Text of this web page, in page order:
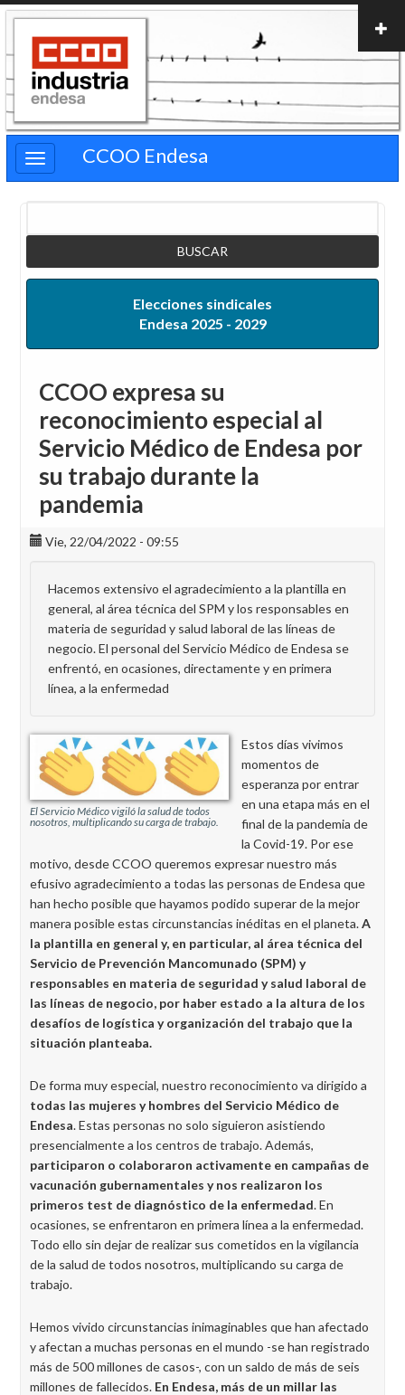
Pasar
contenido
principal
CCOO Endesa
Elecciones sindicales
Endesa 2025 - 2029
CCOO expresa su
reconocimiento especial al
Servicio Médico de Endesa por
su trabajo durante la
pandemia
Vie, 22/04/2022 - 09:55
Hacemos extensivo el agradecimiento a la plantilla en
general, al área técnica del SPM y los responsables en
materia de seguridad y salud laboral de las líneas de
negocio. El personal del Servicio Médico de Endesa se
enfrentó, en ocasiones, directamente y en primera
línea, a la enfermedad
El Servicio Médico vigiló la salud de todos
nosotros, multiplicando su carga de trabajo.
Estos días vivimos
momentos de
esperanza por entrar
en una etapa más en el
final de la pandemia de
la Covid-19. Por ese
motivo, desde CCOO queremos expresar nuestro más
efusivo agradecimiento a todas las personas de Endesa que
han hecho posible que hayamos podido superar de la mejor
manera posible estas circunstancias inéditas en el planeta.A
la plantilla en general y, en particular, al área técnica del
Servicio de Prevención Mancomunado (SPM) y
responsables en materia de seguridad y salud laboral de
las líneas de negocio, por haber estado a la altura de los
desafíos de logística y organización del trabajo que la
situación planteaba.
De forma muy especial, nuestro reconocimiento va dirigido a
todas las mujeres y hombres del Servicio Médico de
Endesa. Estas personas no solo siguieron asistiendo
presencialmente a los centros de trabajo. Además,
participaron o colaboraron activamente en campañas de
vacunación gubernamentales y nos realizaron los
primeros test de diagnóstico de la enfermedad. En
ocasiones, se enfrentaron en primera línea a la enfermedad.
Todo ello sin dejar de realizar sus cometidos en la vigilancia
de la salud de todos nosotros, multiplicando su carga de
trabajo.
Hemos vivido circunstancias inimaginables que han afectado
y afectan a muchas personas en el mundo -se han registrado
más de 500 millones de casos-, con un saldo de más de seis
millones de fallecidos. En Endesa, más de un millar las